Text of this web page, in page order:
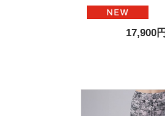
17,900円